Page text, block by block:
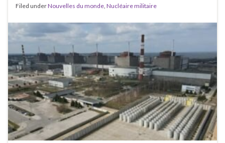
Filed underNouvelles du monde, Nucléaire militaire